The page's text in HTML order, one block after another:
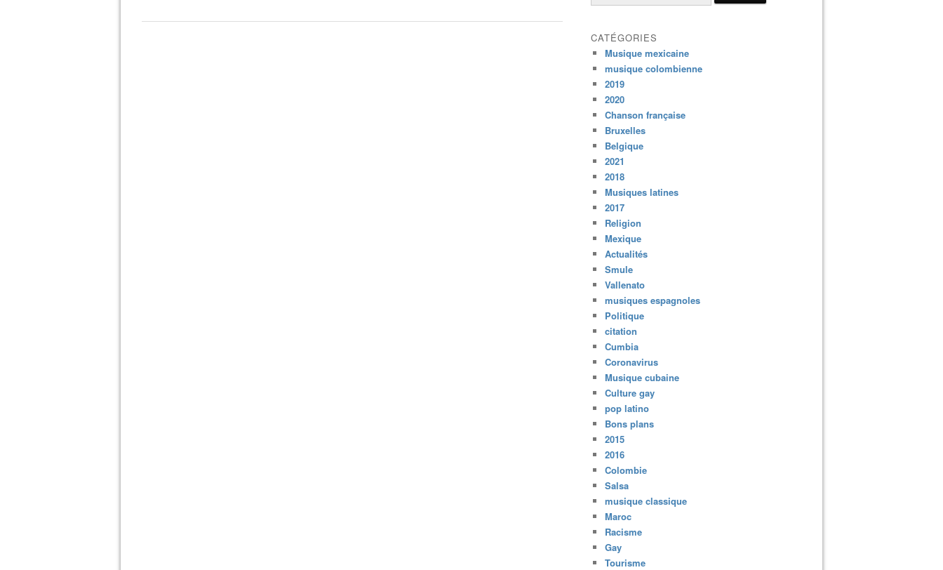
CATÉGORIES
Musique mexicaine
musique colombienne
2019
2020
Chanson française
Bruxelles
Belgique
2021
2018
Musiques latines
2017
Religion
Mexique
Actualités
Smule
Vallenato
musiques espagnoles
Politique
citation
Cumbia
Coronavirus
Musique cubaine
Culture gay
pop latino
Bons plans
2015
2016
Colombie
Salsa
musique classique
Maroc
Racisme
Gay
Tourisme